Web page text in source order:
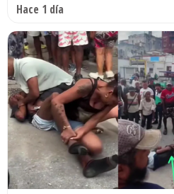
Hace 1 día